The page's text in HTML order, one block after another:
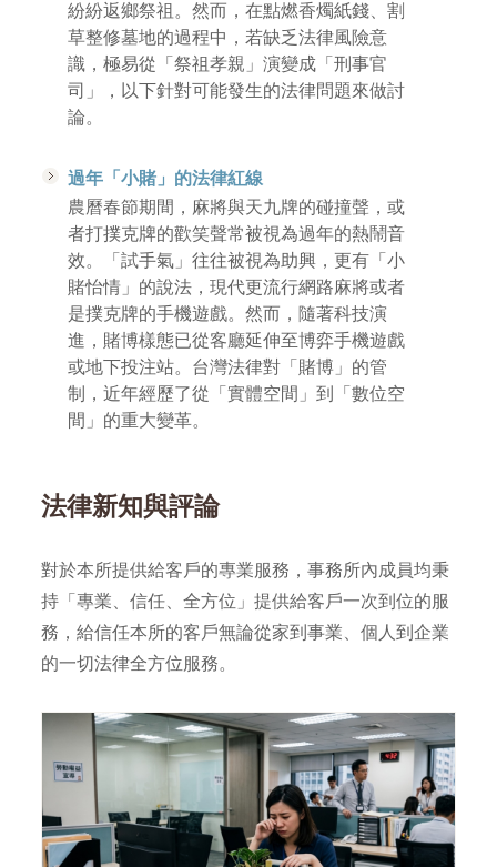
紛紛返鄉祭祖。然而，在點燃香燭紙錢、割
草整修墓地的過程中，若缺乏法律風險意
識，極易從「祭祖孝親」演變成「刑事官
司」，以下針對可能發生的法律問題來做討
論。
過年「小賭」的法律紅線
農曆春節期間，麻將與天九牌的碰撞聲，或
者打撲克牌的歡笑聲常被視為過年的熱鬧音
效。「試手氣」往往被視為助興，更有「小
賭怡情」的說法，現代更流行網路麻將或者
是撲克牌的手機遊戲。然而，隨著科技演
進，賭博樣態已從客廳延伸至博弈手機遊戲
或地下投注站。台灣法律對「賭博」的管
制，近年經歷了從「實體空間」到「數位空
間」的重大變革。
法律新知與評論
對於本所提供給客戶的專業服務，事務所內成員均秉
持「專業、信任、全方位」提供給客戶一次到位的服
務，給信任本所的客戶無論從家到事業、個人到企業
的一切法律全方位服務。